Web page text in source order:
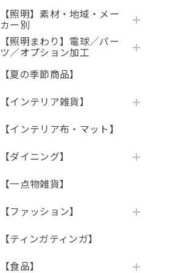
【照明】素材・地域・メー
カー別
【照明まわり】電球／パー
ツ／オプション加工
【夏の季節商品】
【インテリア雑貨】
【インテリア布・マット】
【ダイニング】
【一点物雑貨】
【ファッション】
【ティンガティンガ】
【食品】